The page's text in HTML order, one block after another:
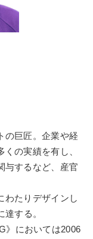
の巨匠。企業や経
の実績を有し、
与するなど、産官
わたりデザインし
する。
》においては2006